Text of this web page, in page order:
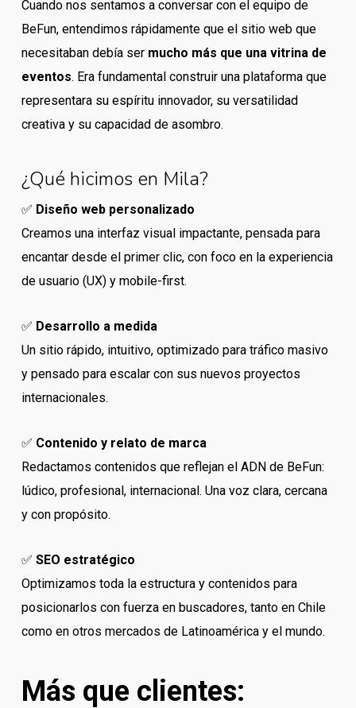
Cuando nos sentamos a conversar con el equipo de
BeFun, entendimos rápidamente que el sitio web que
necesitaban debía ser mucho más que una vitrina de
eventos. Era fundamental construir una plataforma que
representara su espíritu innovador, su versatilidad
creativa y su capacidad de asombro.
¿Qué hicimos en Mila?
✅ Diseño web personalizado
Creamos una interfaz visual impactante, pensada para
encantar desde el primer clic, con foco en la experiencia
de usuario (UX) y mobile-first.
✅ Desarrollo a medida
Un sitio rápido, intuitivo, optimizado para tráfico masivo
y pensado para escalar con sus nuevos proyectos
internacionales.
✅ Contenido y relato de marca
Redactamos contenidos que reflejan el ADN de BeFun:
lúdico, profesional, internacional. Una voz clara, cercana
y con propósito.
✅ SEO estratégico
Optimizamos toda la estructura y contenidos para
posicionarlos con fuerza en buscadores, tanto en Chile
como en otros mercados de Latinoamérica y el mundo.
Más que clientes: